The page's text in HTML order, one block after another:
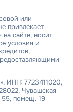
или
привлекает
сайте, носит
условия и
ИНН: 7723411020,
Чувашская
55, помещ. 19